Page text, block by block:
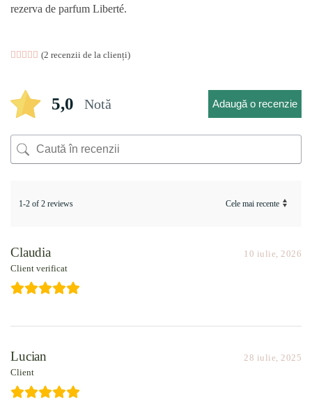
rezerva de parfum Liberté.
Evaluat la5.00din 5 pe baza a
2(2 recenzii de la clienți)
5,0 Notă Adaugă o recenzie
1-2 of 2 reviews
Claudia
Client verificat
10 iulie, 2026
Lucian
Client
28 iulie, 2025